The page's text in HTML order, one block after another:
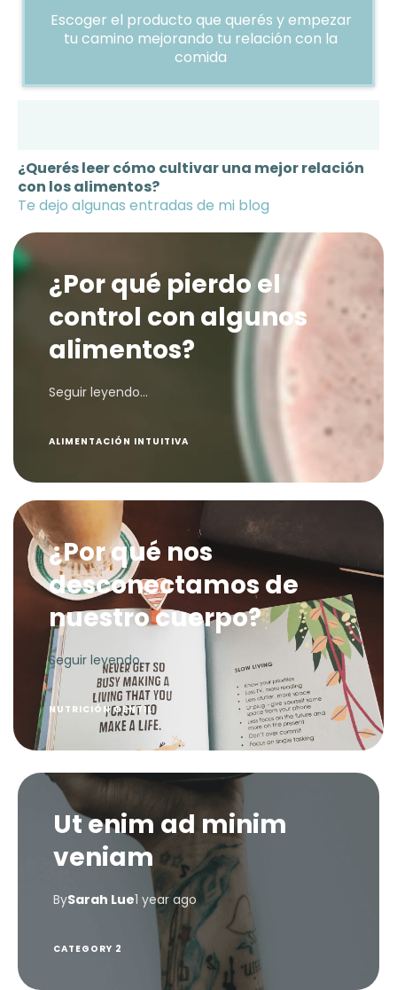
Escoger el producto que querés y empezar
tu camino mejorando tu relación con la
comida
¿Querés leer cómo cultivar una mejor relación
con los alimentos?
Te dejo algunas entradas de mi blog
¿Por qué pierdo el
control con algunos
alimentos?
Seguir leyendo...
ALIMENTACIÓN INTUITIVA
¿Por qué nos
desconectamos de
nuestro cuerpo?
Seguir leyendo...
NUTRICIÓN GENTIL
Ut enim ad minim
veniam
BySarah Lue1 year ago
CATEGORY 2